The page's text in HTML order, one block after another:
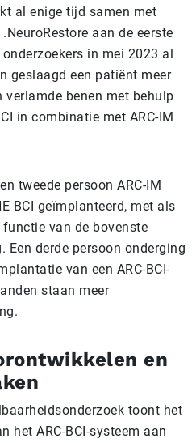
al enige tijd samen met
aan de eerste
in mei 2023 al
geslaagd een patiënt meer
benen met behulp
in combinatie met ARC-IM
tweede persoon ARC-IM
BCI geïmplanteerd, met als
van de bovenste
Een derde persoon onderging
van een ARC-BCI-
staan meer
en
toont het
het ARC-BCI-systeem aan